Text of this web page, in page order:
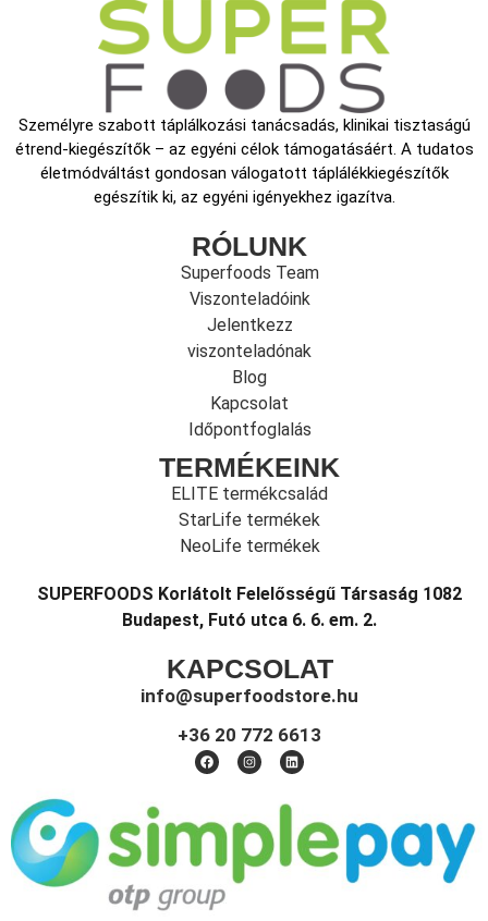
Személyre szabott táplálkozási tanácsadás, klinikai tisztaságú
étrend-kiegészítők – az egyéni célok támogatásáért. A tudatos
életmódváltást gondosan válogatott táplálékkiegészítők
egészítik ki, az egyéni igényekhez igazítva.
RÓLUNK
Superfoods Team
Viszonteladóink
Jelentkezz
viszonteladónak
Blog
Kapcsolat
Időpontfoglalás
TERMÉKEINK
ELITE termékcsalád
StarLife termékek
NeoLife termékek
SUPERFOODS Korlátolt Felelősségű Társaság 1082
Budapest, Futó utca 6. 6. em. 2.
KAPCSOLAT
info@superfoodstore.hu
+36 20 772 6613